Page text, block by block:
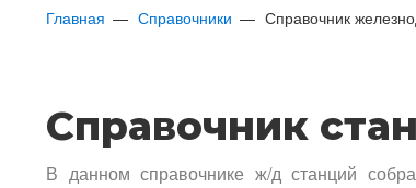
Главная Справочники Справочник
Справочник
В данном справочнике ж/д станций